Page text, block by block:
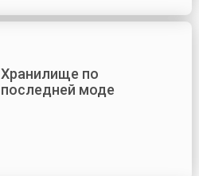
Хранилище по
последней моде